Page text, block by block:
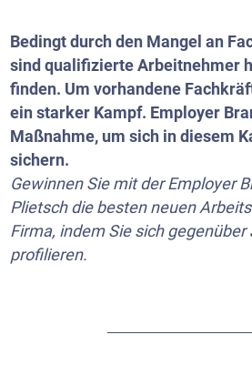
Bedingt durch den Mangel an
sind qualifizierte Arbeitnehmer
finden. Um vorhandene
ein starker Kampf. Employer
Maßnahme, um sich in diesem
sichern.
Gewinnen Sie mit der Employer
Plietsch die besten neuen
Firma, indem Sie sich
profilieren.